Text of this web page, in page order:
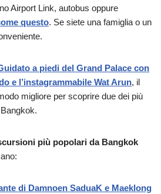
Airport Link, autobus oppure
questo. Se siete una famiglia o un
a piedi del Grand Palace con
e l’instagrammabile Wat Arun, il
migliore per scoprire due dei più
più popolari da Bangkok
di Damnoen SaduaK e Maeklong